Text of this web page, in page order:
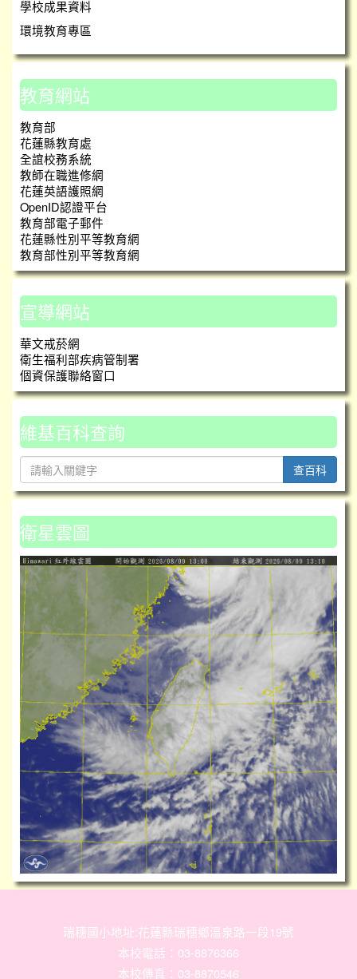
學校成果資料
環境教育專區
教育網站
教育部
花蓮縣教育處
全誼校務系統
教師在職進修網
花蓮英語護照網
OpenID認證平台
教育部電子郵件
花蓮縣性別平等教育網
教育部性別平等教育網
宣導網站
華文戒菸網
衛生福利部疾病管制署
個資保護聯絡窗口
維基百科查詢
查百科
衛星雲圖
瑞穗國小地址:花蓮縣瑞穗鄉溫泉路一段19號
本校電話：03-8876366
本校傳真：03-8870546